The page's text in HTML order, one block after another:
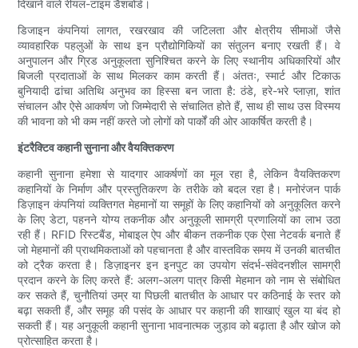
दिखाने वाले रीयल-टाइम डैशबोर्ड।
डिजाइन कंपनियां लागत, रखरखाव की जटिलता और क्षेत्रीय सीमाओं जैसे
व्यावहारिक पहलुओं के साथ इन प्रौद्योगिकियों का संतुलन बनाए रखती हैं। वे
अनुपालन और ग्रिड अनुकूलता सुनिश्चित करने के लिए स्थानीय अधिकारियों और
बिजली प्रदाताओं के साथ मिलकर काम करती हैं। अंततः, स्मार्ट और टिकाऊ
बुनियादी ढांचा अतिथि अनुभव का हिस्सा बन जाता है: ठंडे, हरे-भरे प्लाज़ा, शांत
संचालन और ऐसे आकर्षण जो जिम्मेदारी से संचालित होते हैं, साथ ही साथ उस विस्मय
की भावना को भी कम नहीं करते जो लोगों को पार्कों की ओर आकर्षित करती है।
इंटरैक्टिव कहानी सुनाना और वैयक्तिकरण
कहानी सुनाना हमेशा से यादगार आकर्षणों का मूल रहा है, लेकिन वैयक्तिकरण
कहानियों के निर्माण और प्रस्तुतिकरण के तरीके को बदल रहा है। मनोरंजन पार्क
डिज़ाइन कंपनियां व्यक्तिगत मेहमानों या समूहों के लिए कहानियों को अनुकूलित करने
के लिए डेटा, पहनने योग्य तकनीक और अनुकूली सामग्री प्रणालियों का लाभ उठा
रही हैं। RFID रिस्टबैंड, मोबाइल ऐप और बीकन तकनीक एक ऐसा नेटवर्क बनाते हैं
जो मेहमानों की प्राथमिकताओं को पहचानता है और वास्तविक समय में उनकी बातचीत
को ट्रैक करता है। डिज़ाइनर इन इनपुट का उपयोग संदर्भ-संवेदनशील सामग्री
प्रदान करने के लिए करते हैं: अलग-अलग पात्र किसी मेहमान को नाम से संबोधित
कर सकते हैं, चुनौतियां उम्र या पिछली बातचीत के आधार पर कठिनाई के स्तर को
बढ़ा सकती हैं, और समूह की पसंद के आधार पर कहानी की शाखाएं खुल या बंद हो
सकती हैं। यह अनुकूली कहानी सुनाना भावनात्मक जुड़ाव को बढ़ाता है और खोज को
प्रोत्साहित करता है।